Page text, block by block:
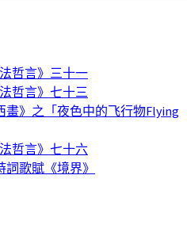
哲言》三十一
哲言》七十三
畫》之「夜色中的飞行物Flying
哲言》七十六
歌賦《境界》